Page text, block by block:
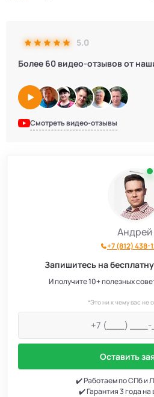
5.0
Более 60 видео-отзывов от
Смотреть видео-отзывы
Андрей
+7 (812) 438-
Запишитесь на
И получите 10+ полезных
*Это ни к чему вас не
Оставить
✔️ Работаем по СПб и
✔️ Гарантия 3 года на